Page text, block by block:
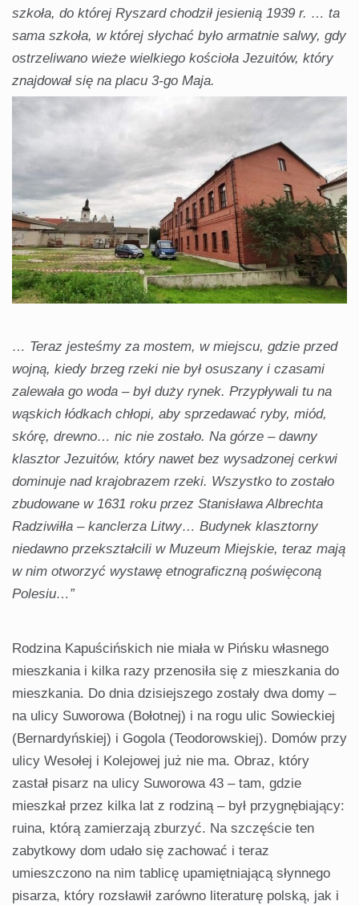
szkoła, do której Ryszard chodził jesienią 1939 r. … ta
sama szkoła, w której słychać było armatnie salwy, gdy
ostrzeliwano wieże wielkiego kościoła Jezuitów, który
znajdował się na placu 3-go Maja.
… Teraz jesteśmy za mostem, w miejscu, gdzie przed
wojną, kiedy brzeg rzeki nie był osuszany i czasami
zalewała go woda – był duży rynek. Przypływali tu na
wąskich łódkach chłopi, aby sprzedawać ryby, miód,
skórę, drewno… nic nie zostało. Na górze – dawny
klasztor Jezuitów, który nawet bez wysadzonej cerkwi
dominuje nad krajobrazem rzeki. Wszystko to zostało
zbudowane w 1631 roku przez Stanisława Albrechta
Radziwiłła – kanclerza Litwy… Budynek klasztorny
niedawno przekształcili w Muzeum Miejskie, teraz mają
w nim otworzyć wystawę etnograficzną poświęconą
Polesiu…”
Rodzina Kapuścińskich nie miała w Pińsku własnego
mieszkania i kilka razy przenosiła się z mieszkania do
mieszkania. Do dnia dzisiejszego zostały dwa domy –
na ulicy Suworowa (Bołotnej) i na rogu ulic Sowieckiej
(Bernardyńskiej) i Gogola (Teodorowskiej). Domów przy
ulicy Wesołej i Kolejowej już nie ma. Obraz, który
zastał pisarz na ulicy Suworowa 43 – tam, gdzie
mieszkał przez kilka lat z rodziną – był przygnębiający:
ruina, którą zamierzają zburzyć. Na szczęście ten
zabytkowy dom udało się zachować i teraz
umieszczono na nim tablicę upamiętniającą słynnego
pisarza, który rozsławił zarówno literaturę polską, jak i